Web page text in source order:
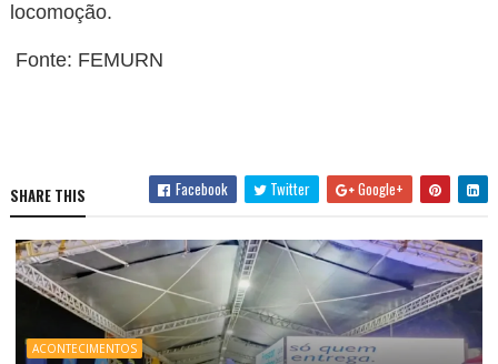
locomoção.
Fonte: FEMURN
SHARE THIS Facebook Twitter Google+
ACONTECIMENTOS